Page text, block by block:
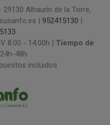
Alhaurín de la Torre,
| 952415130 |
8:00 - 14:00h | Tiempo de
24h-48h
incluidos